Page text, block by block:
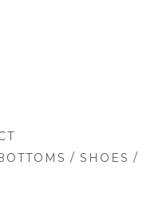
/ SHOES /